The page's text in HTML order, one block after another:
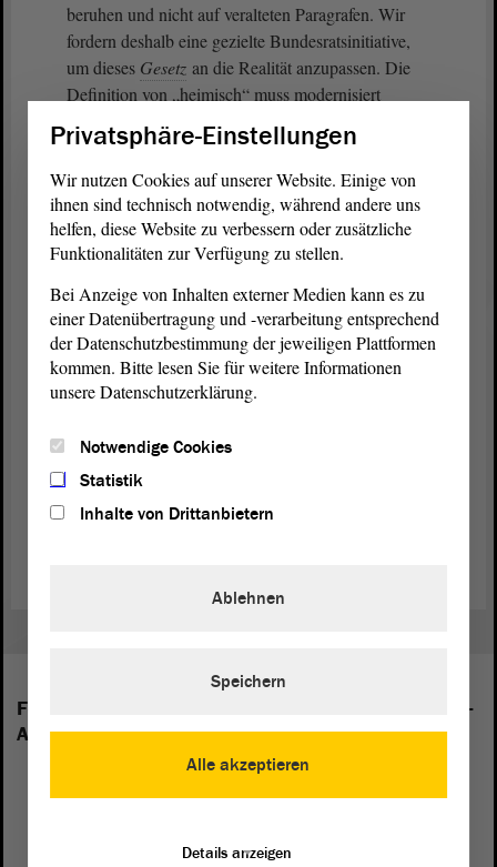
beruhen und nicht auf veralteten Paragrafen. Wir
fordern deshalb eine gezielte Bundesratsinitiative,
um dieses Gesetz an die Realität anzupassen. Die
Definition von „heimisch“ muss modernisiert
bei Kompensationsmaßnahmen direkt greifen, damit
der Waldumbau als ökologische Verbesserung
anerkannt wird.
Wir wollen bei den reinen Fakten und den
ohne das Thema künstlich aufzublähen. Da der
vorliegende Text diese notwendigen Anpassungen
im Kern anspricht, wird die AfD- Fraktiondem
Antragzustimmen.
Zurück zur Landtagssitzung
Folgende Fraktionen sind im Landtag von Sachsen-
Anhalt vertreten:
Privatsphäre-Einstellungen
Wir nutzen Cookies auf unserer Website. Einige von
ihnen sind technisch notwendig, während andere uns
helfen, diese Website zu verbessern oder zusätzliche
Funktionalitäten zur Verfügung zu stellen.
Bei Anzeige von Inhalten externer Medien kann es zu
einer Datenübertragung und -verarbeitung entsprechend
der Datenschutzbestimmung der jeweiligen Plattformen
kommen. Bitte lesen Sie für weitere Informationen
unsere Datenschutzerklärung.
Notwendige Cookies
Statistik
Inhalte von Drittanbietern
Alle akzeptieren
Ablehnen
Speichern
Details anzeigen